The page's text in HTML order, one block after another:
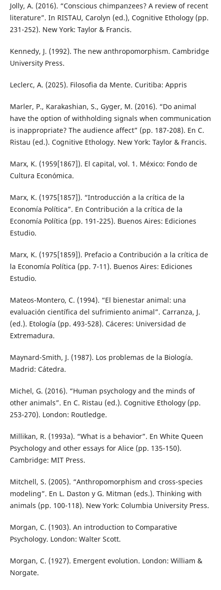
Jolly, A. (2016). “Conscious chimpanzees? A review of recent
literature”. In RISTAU, Carolyn (ed.), Cognitive Ethology (pp.
231-252). New York: Taylor & Francis.
Kennedy, J. (1992). The new anthropomorphism. Cambridge
University Press.
Leclerc, A. (2025). Filosofia da Mente. Curitiba: Appris
Marler, P., Karakashian, S., Gyger, M. (2016). “Do animal
have the option of withholding signals when communication
is inappropriate? The audience affect” (pp. 187-208). En C.
Ristau (ed.). Cognitive Ethology. New York: Taylor & Francis.
Marx, K. (1959[1867]). El capital, vol. 1. México: Fondo de
Cultura Económica.
Marx, K. (1975[1857]). “Introducción a la crítica de la
Economía Política”. En Contribución a la crítica de la
Economía Política (pp. 191-225). Buenos Aires: Ediciones
Estudio.
Marx, K. (1975[1859]). Prefacio a Contribución a la crítica de
la Economía Política (pp. 7-11). Buenos Aires: Ediciones
Estudio.
Mateos-Montero, C. (1994). “El bienestar animal: una
evaluación científica del sufrimiento animal”. Carranza, J.
(ed.). Etología (pp. 493-528). Cáceres: Universidad de
Extremadura.
Maynard-Smith, J. (1987). Los problemas de la Biología.
Madrid: Cátedra.
Michel, G. (2016). “Human psychology and the minds of
other animals”. En C. Ristau (ed.). Cognitive Ethology (pp.
253-270). London: Routledge.
Millikan, R. (1993a). “What is a behavior”. En White Queen
Psychology and other essays for Alice (pp. 135-150).
Cambridge: MIT Press.
Mitchell, S. (2005). “Anthropomorphism and cross-species
modeling”. En L. Daston y G. Mitman (eds.). Thinking with
animals (pp. 100-118). New York: Columbia University Press.
Morgan, C. (1903). An introduction to Comparative
Psychology. London: Walter Scott.
Morgan, C. (1927). Emergent evolution. London: William &
Norgate.